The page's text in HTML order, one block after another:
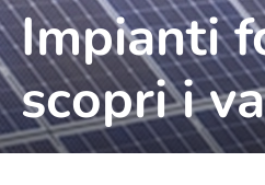
Impianti
scopri i